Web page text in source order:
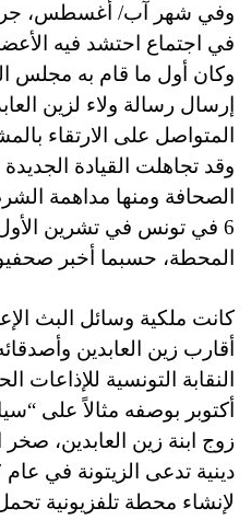
وفي شهر آب/ أغسطس، جرى
في اجتماع احتشد فيه
وكان أول ما قام به مجلس
إرسال رسالة ولاء لزين
المتواصل على الارتقاء
وقد تجاهلت القيادة
الصحافة ومنها مداهمة
6 في تونس في تشرين
المحطة، حسبما أخبر
كانت ملكية وسائل البث
أقارب زين العابدين
النقابة التونسية
أكتوبر بوصفه مثالاً على
زوج ابنة زين العابدين،
لإنشاء محطة تلفزيونية